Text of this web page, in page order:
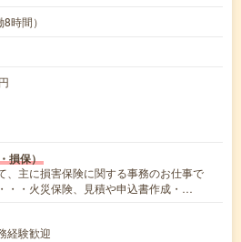
時間）
損保）
、主に損害保険に関する事務のお仕事で
・・火災保険、見積や申込書作成・…
経験歓迎